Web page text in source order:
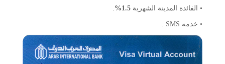
• الفائدة المدينة الشهرية 1.5%
.
• خدمة SMS .